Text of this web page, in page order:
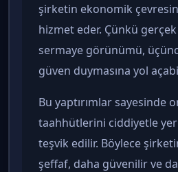
şirketin ekonomik
hizmet eder. Çünkü
sermaye görünümü,
güven duymasına yol
Bu yaptırımlar sayesinde
taahhütlerini ciddiyetle
teşvik edilir. Böylece
şeffaf, daha güvenilir ve